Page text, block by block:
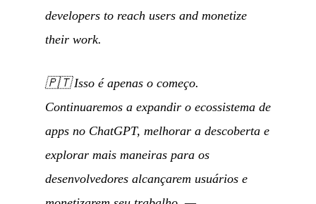
developers to reach users and monetize
their work.
🇵🇹Isso é apenas o começo.
Continuaremos a expandir o ecossistema de
apps no ChatGPT, melhorar a descoberta e
explorar mais maneiras para os
desenvolvedores alcançarem usuários e